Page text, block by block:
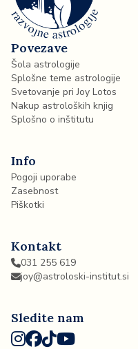
Povezave
Šola astrologije
Splošne teme astrologije
Svetovanje pri Joy Lotos
Nakup astroloških knjig
Splošno o inštitutu
Info
Pogoji uporabe
Zasebnost
Piškotki
Kontakt
031 255 619
joy@astroloski-institut.si
Sledite nam